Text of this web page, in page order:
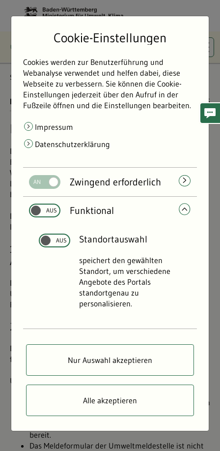
Startseite Erklärung zur Barrierefreiheit
BARRIEREFREIHEIT 31.07.2026
Erklärung zur Barrierefreiheit
Das Ministerium für Umwelt, Klima und Energiewirtschaft
Baden-Württemberg ist bemüht, das Umweltportal Baden-
Württemberg in Einklang mit
Paragraf 10 Absatz 1 des
Landes-Behindertengleichstellungsgesetzes (
L-BGG)
barrierefrei zugänglich zu machen.
Diese Erklärung zur Barrierefreiheit gilt für die
Internetseite
1. Stand der Vereinbarkeit mit den
Anforderungen
Diese Internetseite ist wegen der folgenden
Unvereinbarkeiten und Ausnahmen teilweise mit
Paragraf 10 Absatz 1 L-BGGvereinbar.
2. Nicht barrierefreie Inhalte
Die nachstehend aufgeführten Inhalte sind aus den
folgenden Gründen nicht barrierefrei:
Unvereinbarkeit mit
Für Informationen, die über Karten vermittelt werden
(beispielsweise aus den Objektinformationen zu
bereit.
Das Meldeformular der Umweltmeldestelle ist nicht
Cookie-Einstellungen
Cookies werden zur Benutzerführung und
Webanalyse verwendet und helfen dabei, diese
Webseite zu verbessern. Sie können die Cookie-
Einstellungen jederzeit über den Aufruf in der
Fußzeile öffnen und die Einstellungen bearbeiten.
Impressum
Datenschutzerklärung
Zwingend erforderlich
Funktional
Standortauswahl
speichert den gewählten
Standort, um verschiedene
Angebote des Portals
standortgenau zu
personalisieren.
Nur Auswahl akzeptieren
Alle akzeptieren